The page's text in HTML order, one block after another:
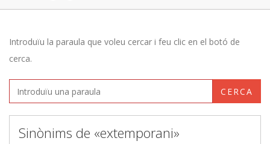
Introduïu la paraula que voleu cercar i feu clic en el botó de
cerca.
CERCA
Sinònims de «extemporani»